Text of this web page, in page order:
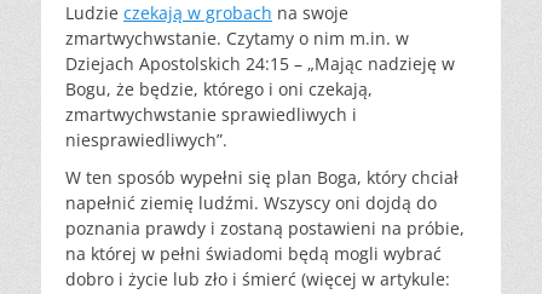
Ludzie czekają w grobach na swoje
zmartwychwstanie. Czytamy o nim m.in. w
Dziejach Apostolskich 24:15 – „Mając nadzieję w
Bogu, że będzie, którego i oni czekają,
zmartwychwstanie sprawiedliwych i
niesprawiedliwych”.
W ten sposób wypełni się plan Boga, który chciał
napełnić ziemię ludźmi. Wszyscy oni dojdą do
poznania prawdy i zostaną postawieni na próbie,
na której w pełni świadomi będą mogli wybrać
dobro i życie lub zło i śmierć (więcej w artykule: